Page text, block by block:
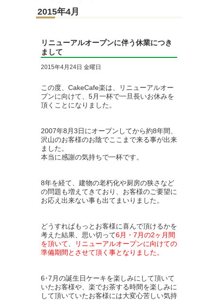
2015年4月
リニューアルオープンに伴う休業につき
まして
2015年4月24日 金曜日
この度、CakeCafe楽は、リニューアルオー
プンに向けて、5月一杯で一旦長いお休みを
頂くことになりました。
2007年8月3日にオープンしてから約8年間、
沢山のお客様のお陰でここまで来る事が出来
ました。
本当に感謝の気持ちで一杯です。
8年を経て、建物の老朽化や厨房の狭さなど
の問題も増えてきており、お客様のご要望に
お応え出来ない事も出てまいりました。
どうすればもっとお客様に喜んで頂けるかを
考えた結果、思い切って6月・7月の2ヶ月間
を頂いて、リニューアルオープンに向けての
準備期間とさせて頂く事となりました。
6･7月の誕生日ケーキを楽しみにして頂いて
いたお客様や、楽でお茶する時間を楽しみに
して頂いていたお客様には大変心苦しい気持